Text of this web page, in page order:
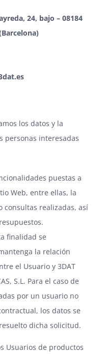
24, bajo – 08184
los datos y la
personas interesadas
puestas a
Web, entre ellas, la
consultas realizadas, así
finalidad se
la relación
el Usuario y 3DAT
S.L. Para el caso de
por un usuario no
los datos se
dicha solicitud.
Usuarios de productos